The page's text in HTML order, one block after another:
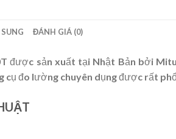
ĐÁNH GIÁ (0)
được sản xuất tại Nhật Bản bởi
cụ đo lường chuyên dụng được rất